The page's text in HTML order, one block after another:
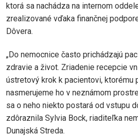
ktorá sa nachádza na internom
zrealizované vďaka finančnej
Dôvera.
„Do nemocnice často prichádzajú
zdravie a život. Zriadenie recepcie
ústretový krok k pacientovi, ktorému
nasmerujeme ho v neznámom
sa o neho niekto postará od vstupu
zdôraznila Sylvia Bock, riaditeľka
Dunajská Streda.